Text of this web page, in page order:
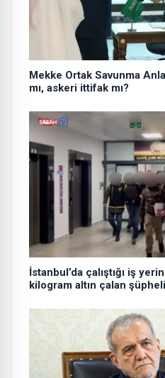
Mekke Ortak Savunma
mı, askeri ittifak mı?
İstanbul’da çalıştığı iş
kilogram altın çalan